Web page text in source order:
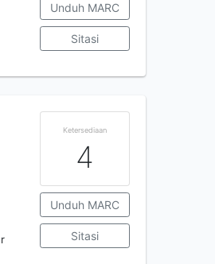
Unduh MARC
Sitasi
Ketersediaan
4
Unduh MARC
Sitasi